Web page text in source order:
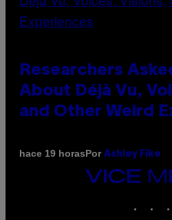
Researchers
About Déjà Vu,
and Other Weird
hace 19 horasPor Ashley Fike
VICE
MEDIA